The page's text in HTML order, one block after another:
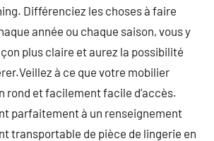
Différenciez les choses à faire
année ou chaque saison, vous y
plus claire et aurez la possibilité
à ce que votre mobilier
rond et facilement facile d’accès.
parfaitement à un renseignement
transportable de pièce de lingerie en